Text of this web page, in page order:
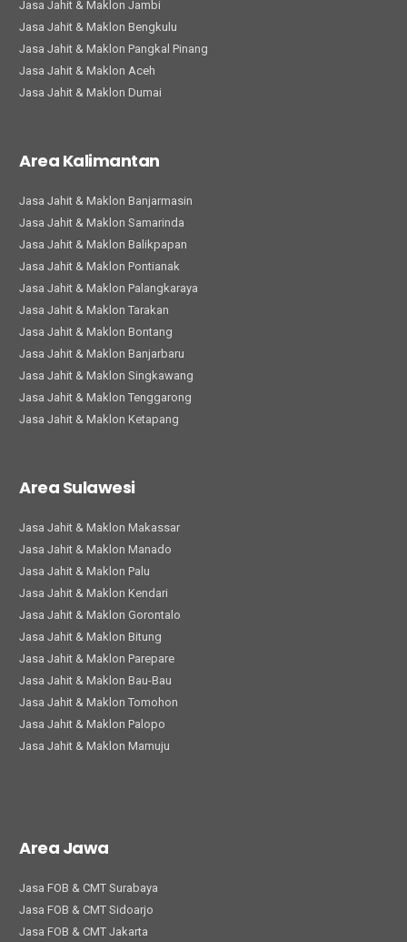
Jasa Jahit & Maklon Jambi
Jasa Jahit & Maklon Bengkulu
Jasa Jahit & Maklon Pangkal Pinang
Jasa Jahit & Maklon Aceh
Jasa Jahit & Maklon Dumai
Area Kalimantan
Jasa Jahit & Maklon Banjarmasin
Jasa Jahit & Maklon Samarinda
Jasa Jahit & Maklon Balikpapan
Jasa Jahit & Maklon Pontianak
Jasa Jahit & Maklon Palangkaraya
Jasa Jahit & Maklon Tarakan
Jasa Jahit & Maklon Bontang
Jasa Jahit & Maklon Banjarbaru
Jasa Jahit & Maklon Singkawang
Jasa Jahit & Maklon Tenggarong
Jasa Jahit & Maklon Ketapang
Area Sulawesi
Jasa Jahit & Maklon Makassar
Jasa Jahit & Maklon Manado
Jasa Jahit & Maklon Palu
Jasa Jahit & Maklon Kendari
Jasa Jahit & Maklon Gorontalo
Jasa Jahit & Maklon Bitung
Jasa Jahit & Maklon Parepare
Jasa Jahit & Maklon Bau-Bau
Jasa Jahit & Maklon Tomohon
Jasa Jahit & Maklon Palopo
Jasa Jahit & Maklon Mamuju
Area Jawa
Jasa FOB & CMT Surabaya
Jasa FOB & CMT Sidoarjo
Jasa FOB & CMT Jakarta